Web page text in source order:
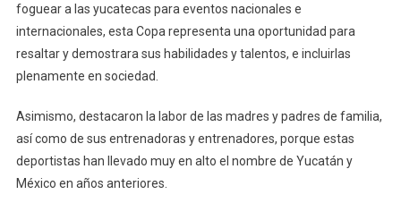
foguear a las yucatecas para eventos nacionales e
internacionales, esta Copa representa una oportunidad para
resaltar y demostrara sus habilidades y talentos, e incluirlas
plenamente en sociedad.
Asimismo, destacaron la labor de las madres y padres de familia,
así como de sus entrenadoras y entrenadores, porque estas
deportistas han llevado muy en alto el nombre de Yucatán y
México en años anteriores.